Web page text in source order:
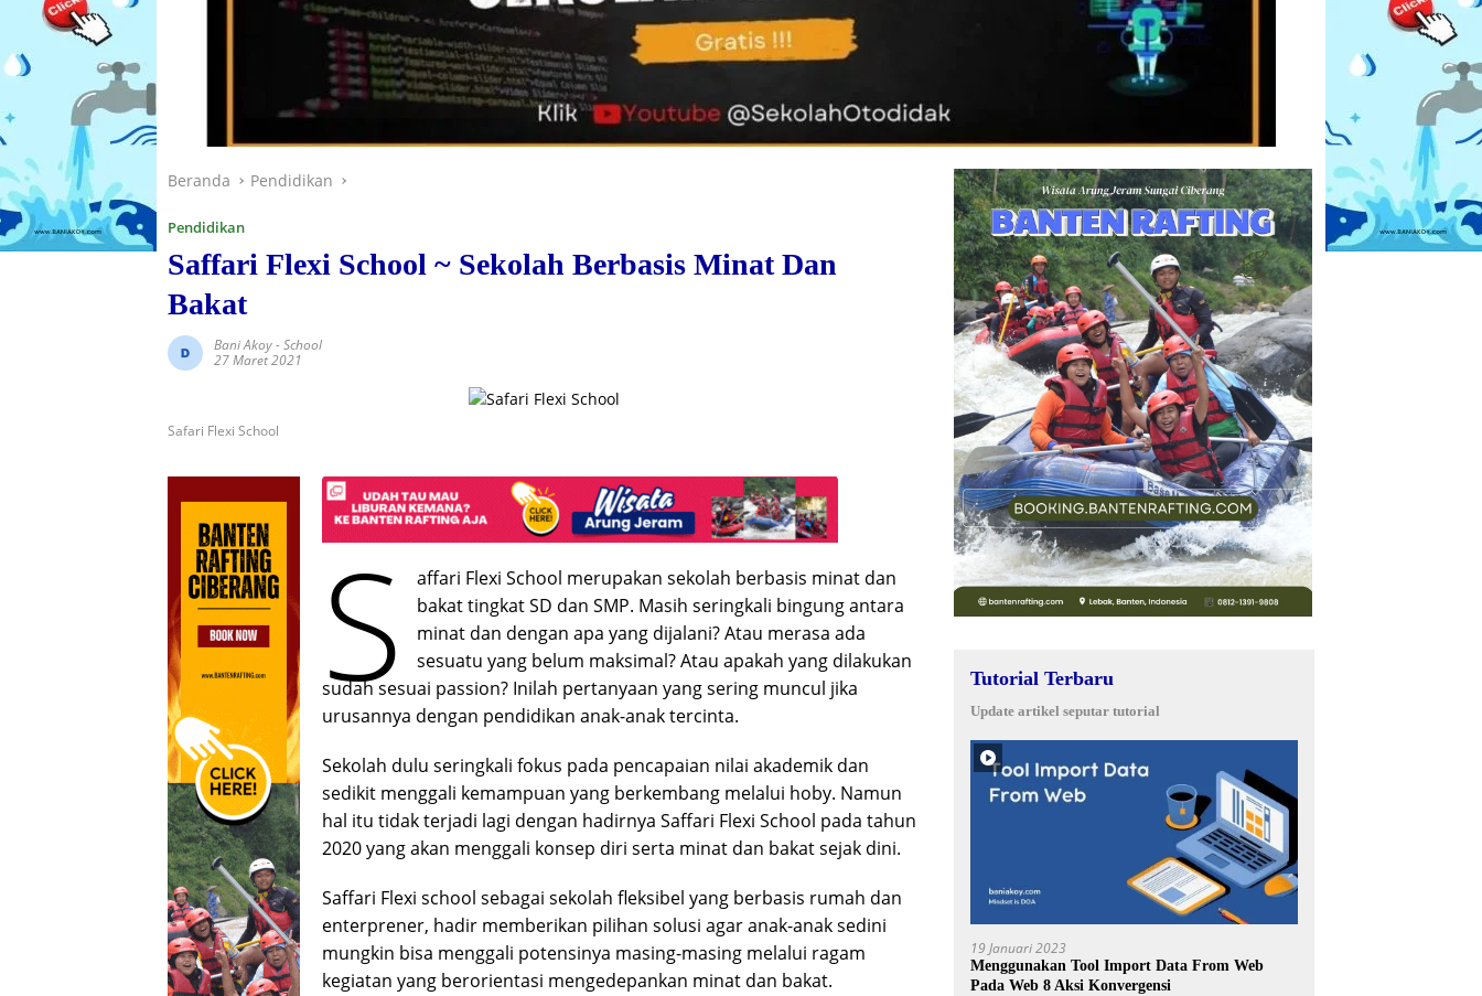
Beranda Pendidikan
Pendidikan
Saffari Flexi School ~ Sekolah Berbasis Minat Dan
Bakat
Bani Akoy-School
27 Maret 2021
Safari Flexi School
S
affari Flexi School merupakan sekolah berbasis minat dan
bakat tingkat SD dan SMP. Masih seringkali bingung antara
minat dan dengan apa yang dijalani? Atau merasa ada
sesuatu yang belum maksimal? Atau apakah yang dilakukan
sudah sesuai passion? Inilah pertanyaan yang sering muncul jika
urusannya dengan pendidikan anak-anak tercinta.
Sekolah dulu seringkali fokus pada pencapaian nilai akademik dan
sedikit menggali kemampuan yang berkembang melalui hoby. Namun
hal itu tidak terjadi lagi dengan hadirnya Saffari Flexi School pada tahun
2020 yang akan menggali konsep diri serta minat dan bakat sejak dini.
Saffari Flexi school sebagai sekolah fleksibel yang berbasis rumah dan
enterprener, hadir memberikan pilihan solusi agar anak-anak sedini
mungkin bisa menggali potensinya masing-masing melalui ragam
kegiatan yang berorientasi mengedepankan minat dan bakat.
Tutorial Terbaru
Update artikel seputar tutorial
19 Januari 2023
Menggunakan Tool Import Data From Web
Pada Web 8 Aksi Konvergensi